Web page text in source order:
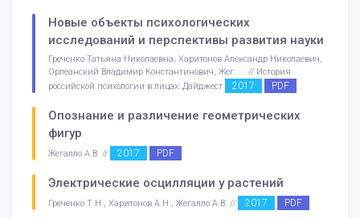
Новые объекты психологических
исследований и перспективы развития науки
Греченко Татьяна Николаевна, Харитонов Александр Николаевич,
Орлеанский Владимир Константинович, Жег. . . // История
российской психологии в лицах: Дайджест
2017 PDF
Опознание и различение геометрических
фигур
Жегалло А.В. // 2017 PDF
Электрические осцилляции у растений
Греченко Т.Н., Харитонов А.Н., Жегалло А.В. // 2017 PDF